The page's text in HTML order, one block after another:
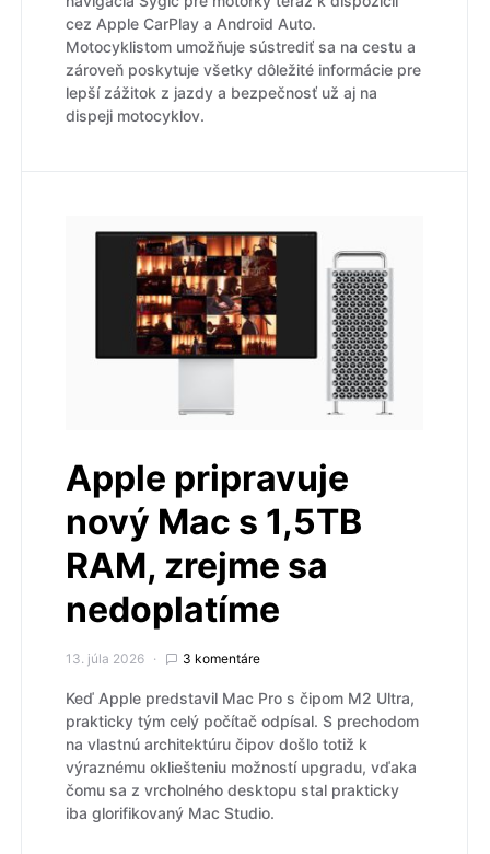
cez Apple CarPlay a Android Auto.
Motocyklistom umožňuje sústrediť sa na cestu a
zároveň poskytuje všetky dôležité informácie pre
lepší zážitok z jazdy a bezpečnosť už aj na
dispeji motocyklov.
Apple pripravuje
nový Mac s 1,5TB
RAM, zrejme sa
nedoplatíme
13. júla 2026 3 komentáre
Keď Apple predstavil Mac Pro s čipom M2 Ultra,
prakticky tým celý počítač odpísal. S prechodom
na vlastnú architektúru čipov došlo totiž k
výraznému okliešteniu možností upgradu, vďaka
čomu sa z vrcholného desktopu stal prakticky
iba glorifikovaný Mac Studio.